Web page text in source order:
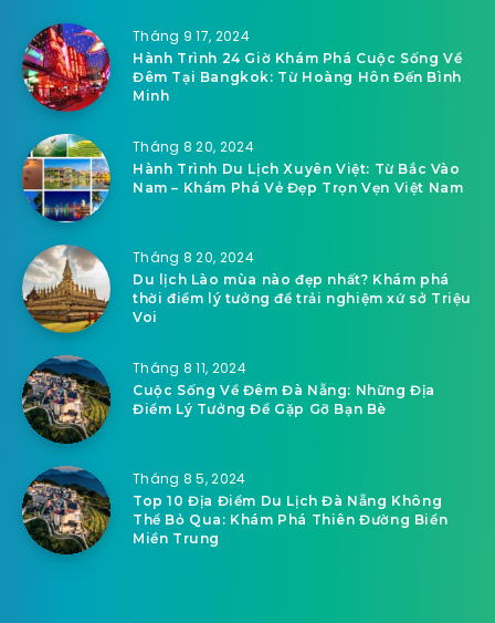
Tháng 9 17, 2024
Hành Trình 24 Giờ Khám Phá Cuộc Sống Về
Đêm Tại Bangkok: Từ Hoàng Hôn Đến Bình
Minh
Tháng 8 20, 2024
Hành Trình Du Lịch Xuyên Việt: Từ Bắc Vào
Nam – Khám Phá Vẻ Đẹp Trọn Vẹn Việt Nam
Tháng 8 20, 2024
Du lịch Lào mùa nào đẹp nhất? Khám phá
thời điểm lý tưởng để trải nghiệm xứ sở Triệu
Voi
Tháng 8 11, 2024
Cuộc Sống Về Đêm Đà Nẵng: Những Địa
Điểm Lý Tưởng Để Gặp Gỡ Bạn Bè
Tháng 8 5, 2024
Top 10 Địa Điểm Du Lịch Đà Nẵng Không
Thể Bỏ Qua: Khám Phá Thiên Đường Biển
Miền Trung